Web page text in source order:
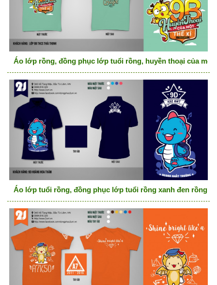
Áo lớp rồng, đồng phục lớp tuổi rồng, huyền thoại của một
Áo lớp tuổi rồng, đồng phục lớp tuổi rồng xanh đen rồng